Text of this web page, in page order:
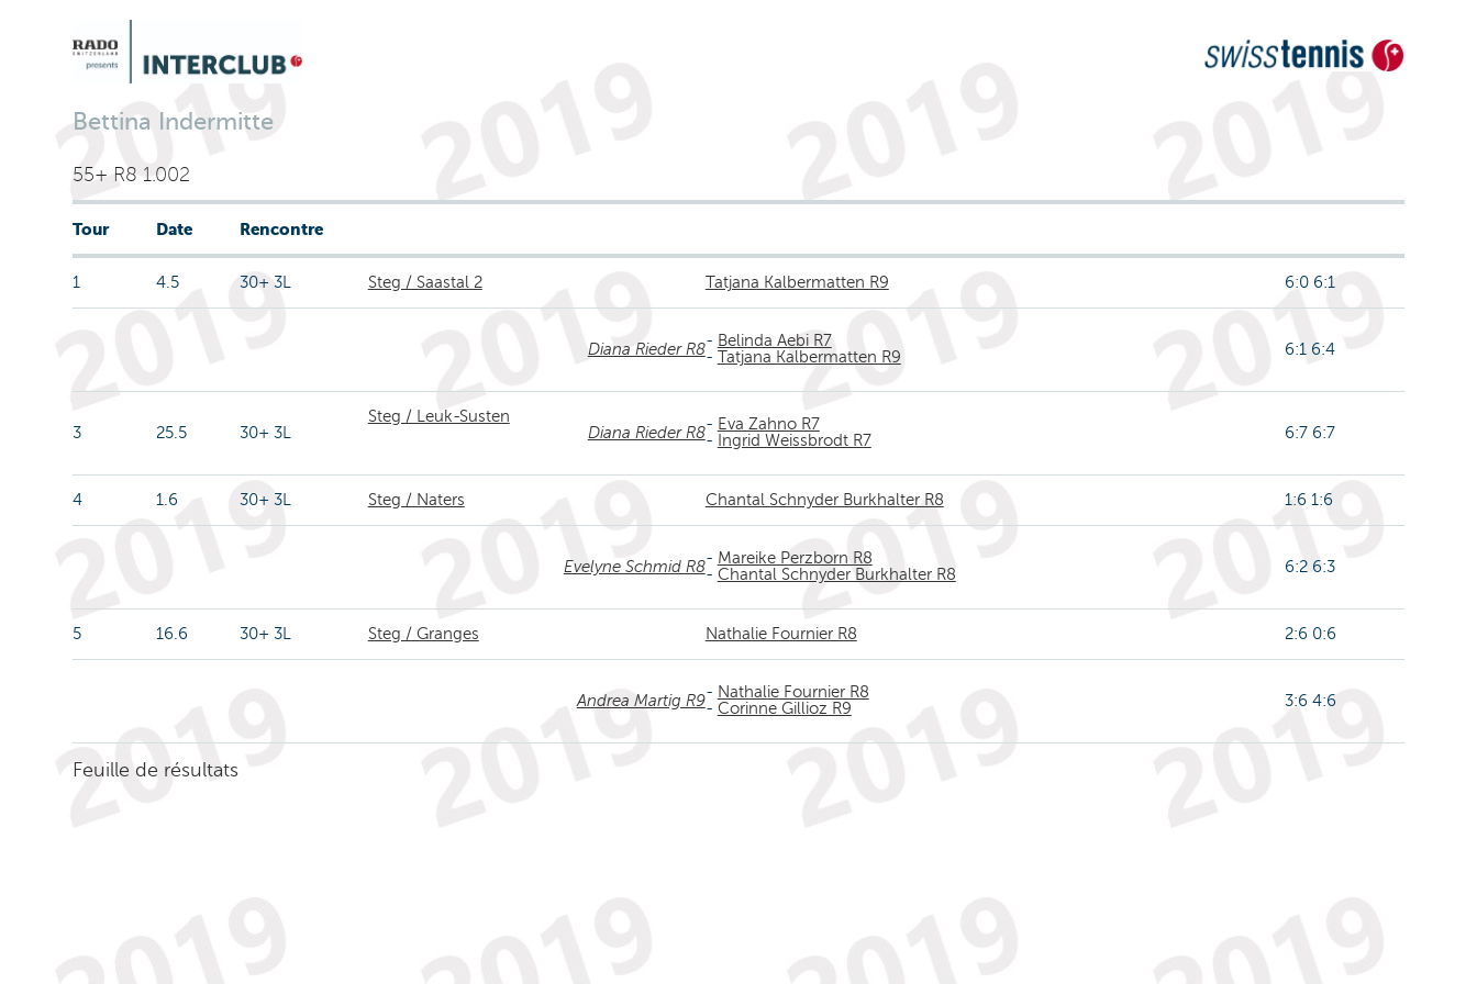
Bettina Indermitte
55+ R8 1.002
Tour Date Rencontre
1 4.5 30+ 3L Steg / Saastal 2 Tatjana Kalbermatten R9 6:0 6:1
Diana Rieder R8- Belinda Aebi R7
- Tatjana Kalbermatten R9 6:1 6:4
3 25.5 30+ 3L
Steg / Leuk-Susten
Diana Rieder R8- Eva Zahno R7
-
Ingrid Weissbrodt R7 6:7 6:7
4 1.6 30+ 3L Steg / Naters Chantal Schnyder Burkhalter R8 1:6 1:6
Evelyne Schmid R8- Mareike Perzborn R8
- Chantal Schnyder Burkhalter R8 6:2 6:3
5 16.6 30+ 3L Steg / Granges Nathalie Fournier R8 2:6 0:6
Andrea Martig R9- Nathalie Fournier R8
- Corinne Gillioz R9 3:6 4:6
Feuille de résultats